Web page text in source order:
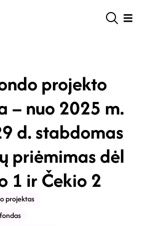
projekto
– nuo 2025 m.
d. stabdomas
priėmimas dėl
1 ir Čekio 2
projektas